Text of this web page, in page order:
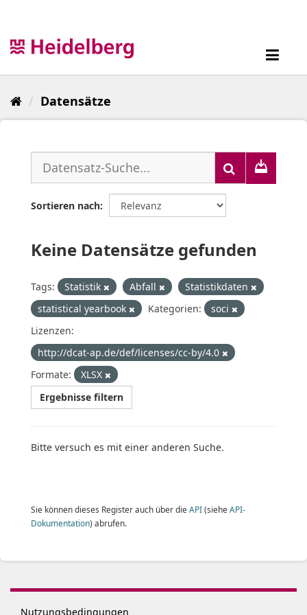
Datensätze
Sortieren nach
Keine Datensätze gefunden
Tags: Statistik Abfall
Statistikdaten
statistical yearbook
Kategorien:
soci
Lizenzen:
http://dcat-ap.de/def/licenses/cc-by/4.0
Formate:
XLSX
Ergebnisse filtern
Bitte versuch es mit einer anderen Suche.
Sie können dieses Register auch über die API(siehe API-
Dokumentation) abrufen.
Nutzungsbedingungen